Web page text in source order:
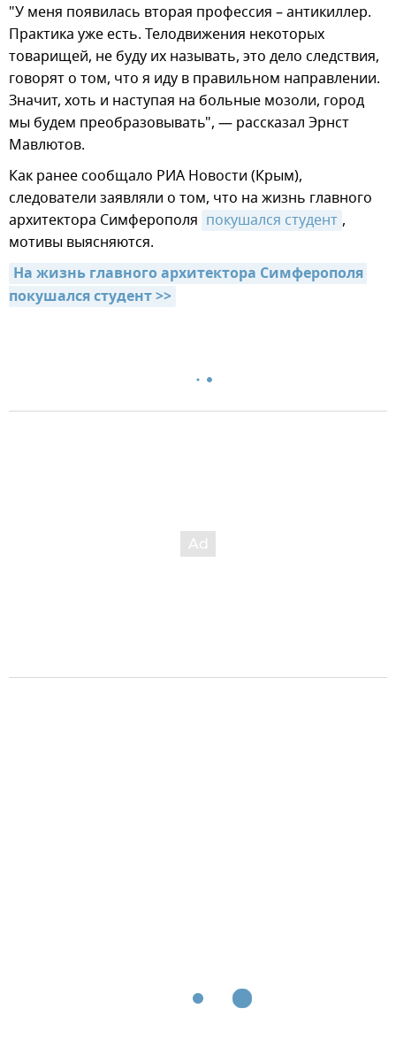
"У меня появилась вторая профессия – антикиллер.
Практика уже есть. Телодвижения некоторых
товарищей, не буду их называть, это дело следствия,
говорят о том, что я иду в правильном направлении.
Значит, хоть и наступая на больные мозоли, город
мы будем преобразовывать", — рассказал Эрнст
Мавлютов.
Как ранее сообщало РИА Новости (Крым),
следователи заявляли о том, что на жизнь главного
архитектора Симферополя покушался студент ,
мотивы выясняются.
На жизнь главного архитектора Симферополя
покушался студент >>